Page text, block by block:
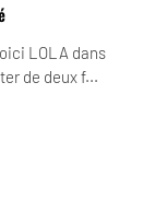
LOLA dans
de deux f...